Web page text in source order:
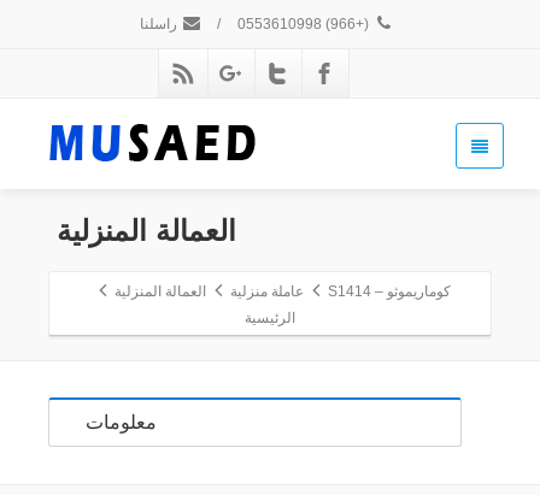
(+966) 0553610998
/ راسلنا
العمالة المنزلية
كوماريموثو – S1414 عاملة منزلية
العمالة المنزلية
الرئيسية
معلومات